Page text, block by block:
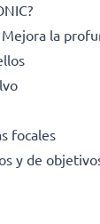
la
focales
y de